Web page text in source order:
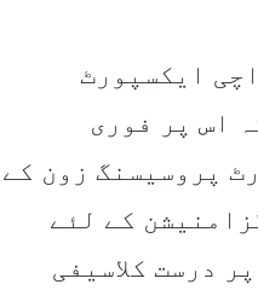
ایکسپورٹ
اس پر فوری
پروسیسنگ زون کے
کے لئے
درست کلاسیفی